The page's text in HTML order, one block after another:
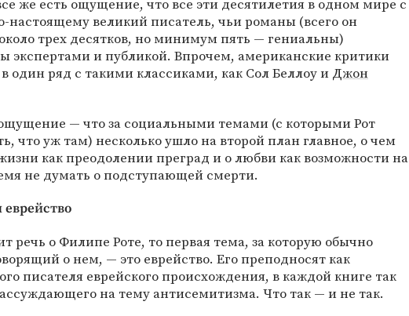
же есть ощущение, что все эти десятилетия в одном мире с
великий писатель, чьи романы (всего он
трех десятков, но минимум пять — гениальны)
экспертами и публикой. Впрочем, американские критики
в один ряд с такими классиками, как Сол Беллоу и Джон
— что за социальными темами (с которыми Рот
что уж там) несколько ушло на второй план главное, о чем
как преодолении преград и о любви как возможности на
не думать о подступающей смерти.
речь о Филипе Роте, то первая тема, за которую обычно
о нем, — это еврейство. Его преподносят как
писателя еврейского происхождения, в каждой книге так
на тему антисемитизма. Что так — и не так.